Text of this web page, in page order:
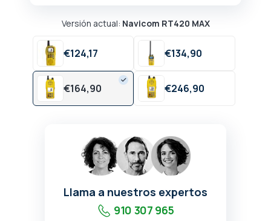
Versión actual: Navicom RT420 MAX
€124,17 €134,90
€164,90 €246,90
Llama a nuestros expertos
910 307 965